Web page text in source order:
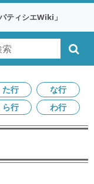
ティシエWiki」
た行
な行
ら行 わ行